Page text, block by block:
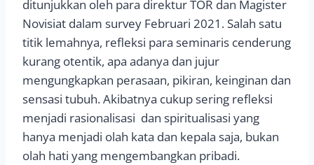
ditunjukkan oleh para direktur TOR dan Magister
Novisiat dalam survey Februari 2021. Salah satu
titik lemahnya, refleksi para seminaris cenderung
kurang otentik, apa adanya dan jujur
mengungkapkan perasaan, pikiran, keinginan dan
sensasi tubuh. Akibatnya cukup sering refleksi
menjadi rasionalisasi dan spiritualisasi yang
hanya menjadi olah kata dan kepala saja, bukan
olah hati yang mengembangkan pribadi.